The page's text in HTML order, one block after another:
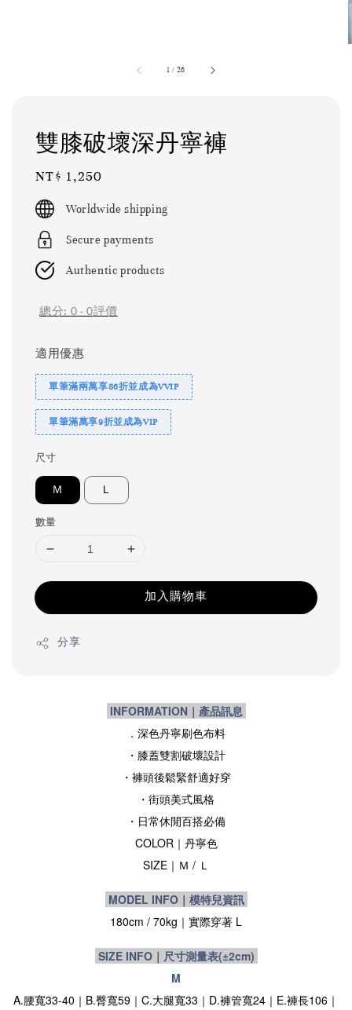
1 / 26
雙膝破壞深丹寧褲
Regular
price
NT$ 1,250
Worldwide shipping
Secure payments
Authentic products
總分: 0 - 0評價
適用優惠
單筆滿兩萬享86折並成為VVIP
單筆滿萬享9折並成為VIP
尺寸
Ｍ Ｌ
數量
加入購物車
分享
INFORMATION｜產品訊息
．深色丹寧刷色布料
・膝蓋雙割破壞設計
・褲頭後鬆緊舒適好穿
・街頭美式風格
・日常休閒百搭必備
COLOR｜丹寧色
SIZE｜Ｍ / Ｌ
MODEL INFO｜模特兒資訊
180cm / 70kg｜實際穿著 L
SIZE INFO｜尺寸測量表(±2cm)
M
A.腰寬33-40｜B.臀寬59｜C.大腿寬33｜D.褲管寬24｜E.褲長106｜